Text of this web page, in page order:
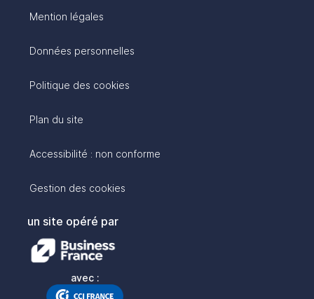
Mention légales
Données personnelles
Politique des cookies
Plan du site
Accessibilité : non conforme
Gestion des cookies
un site opéré par
avec :